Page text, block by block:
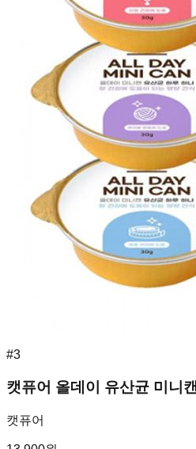
#3
캣퓨어 올데이 유산균 미니캔
캣퓨어